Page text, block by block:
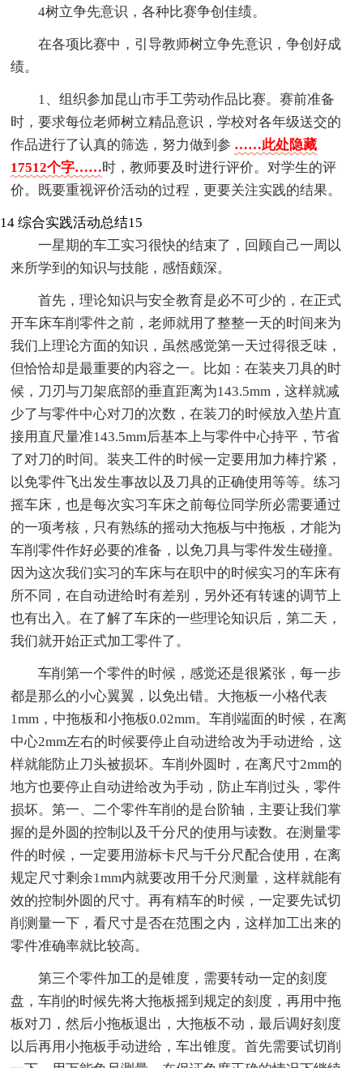
4树立争先意识，各种比赛争创佳绩。
在各项比赛中，引导教师树立争先意识，争创好成
绩。
1、组织参加昆山市手工劳动作品比赛。赛前准备
时，要求每位老师树立精品意识，学校对各年级送交的
作品进行了认真的筛选，努力做到参 ……此处隐藏
17512个字……时，教师要及时进行评价。对学生的评
价。既要重视评价活动的过程，更要关注实践的结果。
14
一星期的车工实习很快的结束了，回顾自己一周以
来所学到的知识与技能，感悟颇深。
首先，理论知识与安全教育是必不可少的，在正式
开车床车削零件之前，老师就用了整整一天的时间来为
我们上理论方面的知识，虽然感觉第一天过得很乏味，
但恰恰却是最重要的内容之一。比如：在装夹刀具的时
候，刀刃与刀架底部的垂直距离为143.5mm，这样就减
少了与零件中心对刀的次数，在装刀的时候放入垫片直
接用直尺量准143.5mm后基本上与零件中心持平，节省
了对刀的时间。装夹工件的时候一定要用加力棒拧紧，
以免零件飞出发生事故以及刀具的正确使用等等。练习
摇车床，也是每次实习车床之前每位同学所必需要通过
的一项考核，只有熟练的摇动大拖板与中拖板，才能为
车削零件作好必要的准备，以免刀具与零件发生碰撞。
因为这次我们实习的车床与在职中的时候实习的车床有
所不同，在自动进给时有差别，另外还有转速的调节上
也有出入。在了解了车床的一些理论知识后，第二天，
我们就开始正式加工零件了。
车削第一个零件的时候，感觉还是很紧张，每一步
都是那么的小心翼翼，以免出错。大拖板一小格代表
1mm，中拖板和小拖板0.02mm。车削端面的时候，在离
中心2mm左右的时候要停止自动进给改为手动进给，这
样就能防止刀头被损坏。车削外圆时，在离尺寸2mm的
地方也要停止自动进给改为手动，防止车削过头，零件
损坏。第一、二个零件车削的是台阶轴，主要让我们掌
握的是外圆的控制以及千分尺的使用与读数。在测量零
件的时候，一定要用游标卡尺与千分尺配合使用，在离
规定尺寸剩余1mm内就要改用千分尺测量，这样就能有
效的控制外圆的尺寸。再有精车的时候，一定要先试切
削测量一下，看尺寸是否在范围之内，这样加工出来的
零件准确率就比较高。
第三个零件加工的是锥度，需要转动一定的刻度
盘，车削的时候先将大拖板摇到规定的刻度，再用中拖
板对刀，然后小拖板退出，大拖板不动，最后调好刻度
以后再用小拖板手动进给，车出锥度。首先需要试切削
综合实践活动总结15